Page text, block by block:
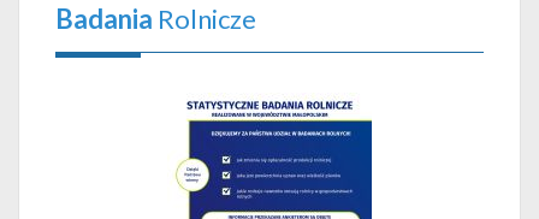
Badania Rolnicze